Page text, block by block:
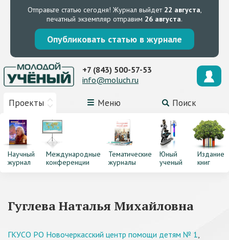
Отправьте статью сегодня! Журнал выйдет 22 августа,
печатный экземпляр отправим 26 августа.
Опубликовать статью в журнале
Проекты Меню Поиск
+7 (843) 500-57-53
info@moluch.ru
Научный
журнал
Международные
конференции
Тематические
журналы
Юный
ученый
Издание
книг
Гуглева Наталья Михайловна
ГКУСО РО Новочеркасский центр помощи детям № 1,